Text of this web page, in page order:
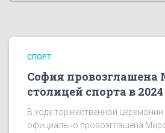
СПОРТ
София провозглашена
столицей спорта в
В ходе торжественной
официально провозглашена